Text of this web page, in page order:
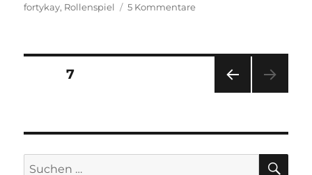
am
fortykay, Rollenspiel 5 Kommentarezu
Seitennummerierung
Beiträge
SEIT
E
SEITE7
Suchen